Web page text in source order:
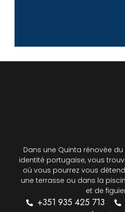
Dans une Quinta rénovée
identité portugaise, vous
où vous pourrez vous
une terrasse ou dans la
et de
+351 935 425 713